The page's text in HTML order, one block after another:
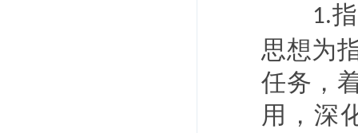
1.
思想为
任务，
用，深